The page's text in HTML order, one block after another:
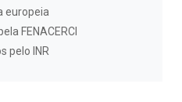
europeia
FENACERCI
pelo INR